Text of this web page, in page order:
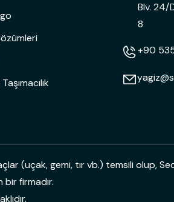
Blv. 24/
8
+90
(uçak, gemi, tır vb.) temsili olup,
bir firmadır.